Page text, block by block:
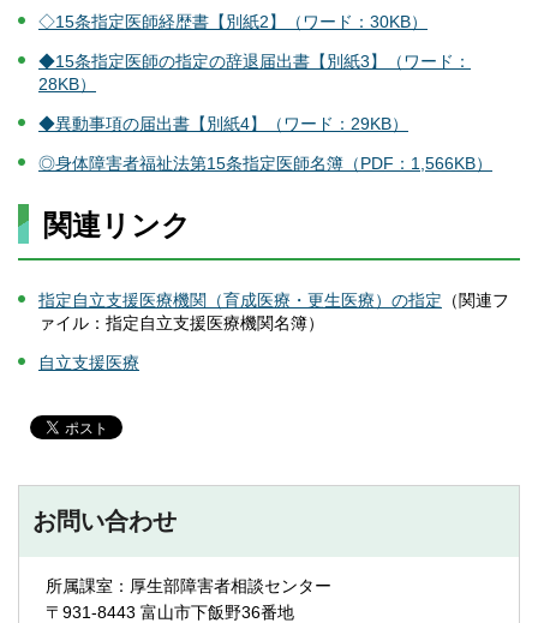
◇15条指定医師経歴書【別紙2】（ワード：30KB）
◆15条指定医師の指定の辞退届出書【別紙3】（ワード：
28KB）
◆異動事項の届出書【別紙4】（ワード：29KB）
◎身体障害者福祉法第15条指定医師名簿（PDF：1,566KB）
関連リンク
指定自立支援医療機関（育成医療・更生医療）の指定 （関連フ
ァイル：指定自立支援医療機関名簿）
自立支援医療
お問い合わせ
所属課室：厚生部障害者相談センター
〒931-8443 富山市下飯野36番地